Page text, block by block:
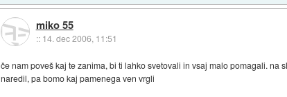
miko 55
:: 14. dec 2006, 11:51
če nam poveš kaj te zanima, bi ti lahko svetovali in vsaj malo pomagali.
naredil, pa bomo kaj pamenega ven vrgli